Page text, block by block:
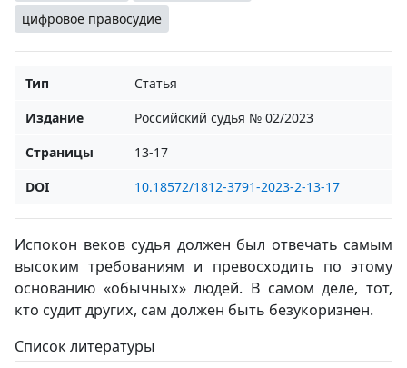
цифровое правосудие
Тип
Статья
Издание
Российский судья № 02/2023
Страницы
13-17
DOI
10.18572/1812-3791-2023-2-13-17
Испокон веков судья должен был отвечать самым
высоким требованиям и превосходить по этому
основанию «обычных» людей. В самом деле, тот,
кто судит других, сам должен быть безукоризнен.
Список литературы